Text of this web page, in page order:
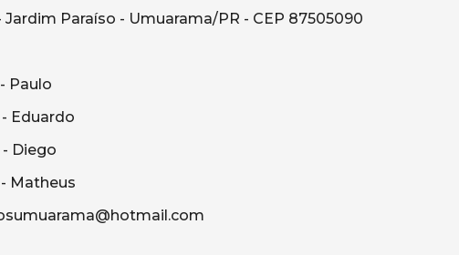
Jardim Paraíso - Umuarama/PR - CEP 87505090
Paulo
Eduardo
Diego
Matheus